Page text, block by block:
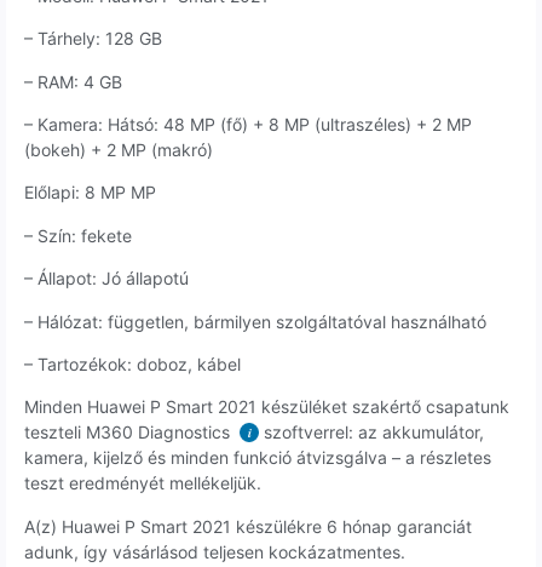
– Tárhely: 128 GB
– RAM: 4 GB
– Kamera: Hátsó: 48 MP (fő) + 8 MP (ultraszéles) + 2 MP
(bokeh) + 2 MP (makró)
Előlapi: 8 MP MP
– Szín: fekete
– Állapot: Jó állapotú
– Hálózat: független, bármilyen szolgáltatóval használható
– Tartozékok: doboz, kábel
Minden Huawei P Smart 2021 készüléket szakértő csapatunk
teszteli M360 Diagnostics
i
szoftverrel: az akkumulátor,
kamera, kijelző és minden funkció átvizsgálva – a részletes
teszt eredményét mellékeljük.
A(z) Huawei P Smart 2021 készülékre 6 hónap garanciát
adunk, így vásárlásod teljesen kockázatmentes.